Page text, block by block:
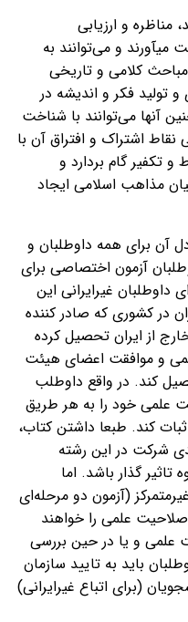
و ارزیابی
و می‌توانند به
کلامی و تاریخی
تولید فکر و اندیشه در
آنها می‌توانند با شناخت
اشتراک و افتراق آن با
تکفیر گام بردارد و
مذاهب اسلامی ایجاد
آن برای همه داوطلبان و
آزمون اختصاصی برای
غیرایرانی این
در کشوری که صادر کننده
از ایران تحصیل کرده
و موافقت اعضای هیئت
کند. در واقع داوطلب
علمی خود را به هر طریق
کند. طبعا داشتن کتاب،
شرکت در این رشته‌
گذار باشد. اما
(آزمون دو مرحله‌ای
علمی را خواهند
علمی و یا در حین بررسی
باید به تایید سازمان
(برای اتباع غیرایرانی)